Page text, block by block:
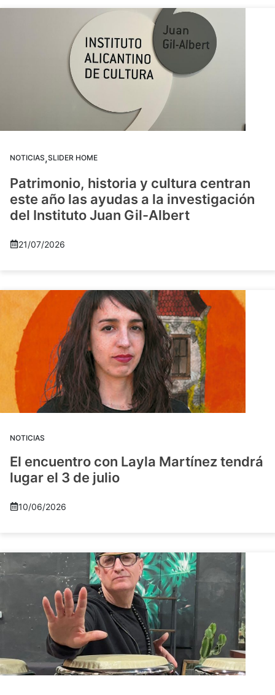
NOTICIAS,SLIDER HOME
Patrimonio, historia y cultura centran
este año las ayudas a la investigación
del Instituto Juan Gil-Albert
21/07/2026
NOTICIAS
El encuentro con Layla Martínez tendrá
lugar el 3 de julio
10/06/2026